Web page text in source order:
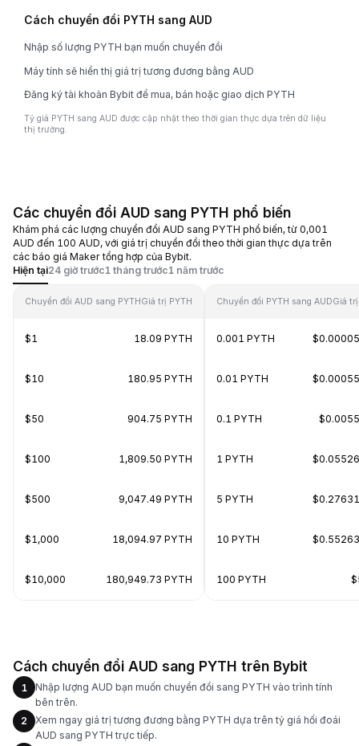
Cách chuyển đổi PYTH sang AUD
Nhập số lượng PYTH bạn muốn chuyển đổi
Máy tính sẽ hiển thị giá trị tương đương bằng AUD
Đăng ký tài khoản Bybit để mua, bán hoặc giao dịch PYTH
Tỷ giá PYTH sang AUD được cập nhật theo thời gian thực dựa trên dữ liệu
thị trường.
Các chuyển đổi AUD sang PYTH phổ biến
Khám phá các lượng chuyển đổi AUD sang PYTH phổ biến, từ 0,001
AUD đến 100 AUD, với giá trị chuyển đổi theo thời gian thực dựa trên
các báo giá Maker tổng hợp của Bybit.
Hiện tại24 giờ trước1 tháng trước1 năm trước
Chuyển đổi AUD sang PYTHGiá trị PYTH
$1 18.09 PYTH
$10 180.95 PYTH
$50 904.75 PYTH
$100 1,809.50 PYTH
$500 9,047.49 PYTH
$1,000 18,094.97 PYTH
$10,000 180,949.73 PYTH
Chuyển đổi PYTH sang AUDGiá
0.001 PYTH
0.01 PYTH
0.1 PYTH
1 PYTH
5 PYTH
10 PYTH
100 PYTH
Cách chuyển đổi AUD sang PYTH trên Bybit
1
Nhập lượng AUD bạn muốn chuyển đổi sang PYTH vào trình tính
bên trên.
2
Xem ngay giá trị tương đương bằng PYTH dựa trên tỷ giá hối đoái
AUD sang PYTH trực tiếp.